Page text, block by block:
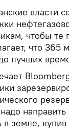
власти
чтобы
что 365
лучших
в земле,